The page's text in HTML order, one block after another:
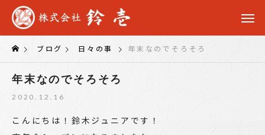
ブログ 日々の事 年末なのでそろそろ
年末なのでそろそろ
2020.12.16
こんにちは！鈴木ジュニアです！